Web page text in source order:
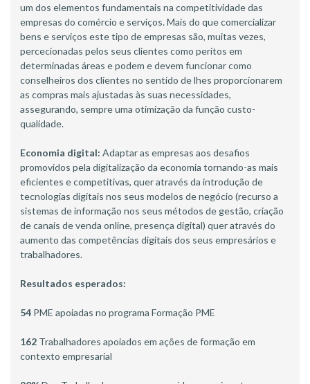
um dos elementos fundamentais na competitividade das
empresas do comércio e serviços. Mais do que comercializar
bens e serviços este tipo de empresas são, muitas vezes,
percecionadas pelos seus clientes como peritos em
determinadas áreas e podem e devem funcionar como
conselheiros dos clientes no sentido de lhes proporcionarem
as compras mais ajustadas às suas necessidades,
assegurando, sempre uma otimização da função custo-
qualidade.
Economia digital: Adaptar as empresas aos desafios
promovidos pela digitalização da economia tornando-as mais
eficientes e competitivas, quer através da introdução de
tecnologias digitais nos seus modelos de negócio (recurso a
sistemas de informação nos seus métodos de gestão, criação
de canais de venda online, presença digital) quer através do
aumento das competências digitais dos seus empresários e
trabalhadores.
Resultados esperados:
54 PME apoiadas no programa Formação PME
162 Trabalhadores apoiados em ações de formação em
contexto empresarial